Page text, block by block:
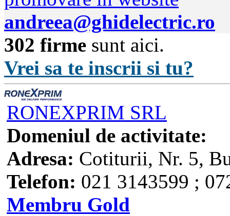
andreea@ghidelectric.ro
302 firme sunt aici.
Vrei sa te inscrii si tu?
RONEXPRIM SRL
Domeniul de activitate:
Adresa: Cotiturii, Nr. 5,
Telefon: 021 3143599 ;
Membru Gold